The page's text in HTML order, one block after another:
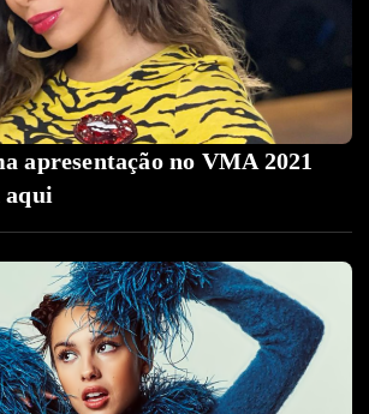
apresentação no VMA 2021
aqui